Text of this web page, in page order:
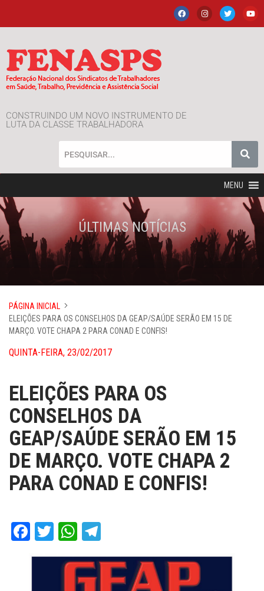
CONSTRUINDO UM NOVO INSTRUMENTO DE
LUTA DA CLASSE TRABALHADORA
MENU
ÚLTIMAS NOTÍCIAS
PÁGINA INICIAL
ELEIÇÕES PARA OS CONSELHOS DA GEAP/SAÚDE SERÃO EM 15 DE
MARÇO. VOTE CHAPA 2 PARA CONAD E CONFIS!
QUINTA-FEIRA, 23/02/2017
ELEIÇÕES PARA OS
CONSELHOS DA
GEAP/SAÚDE SERÃO EM 15
DE MARÇO. VOTE CHAPA 2
PARA CONAD E CONFIS!
Facebook
TwitterWhatsApp